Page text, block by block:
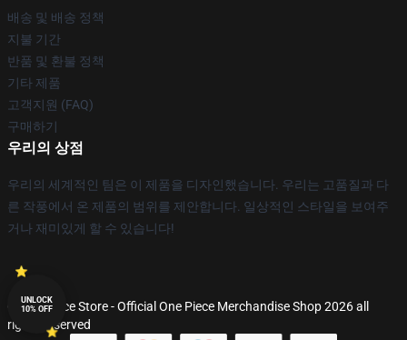
배송 및 배송 정책
지불 기간
반품 및 환불 정책
기타 제품
고객지원 (FAQ)
구매하기
우리의 상점
우리의 세계적인 팀은 이 제품을 디자인했습니다. 우리는 고품질과 다
른 작풍에서 온 제품의 범위를 제안합니다. 일상적인 스타일을 보여주
거나 재미있게 할 수 있습니다!
© One Piece Store - Official One Piece Merchandise Shop 2026 all
rights reserved
UNLOCK
10% OFF